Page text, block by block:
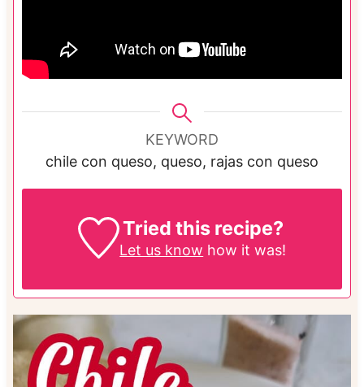
KEYWORD
chile con queso, queso, rajas con queso
Tried this recipe?
Let us know how it was!